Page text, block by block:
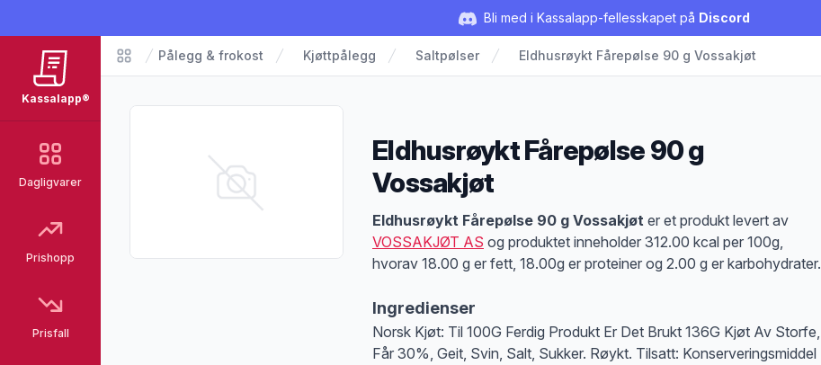
Bli med i Kassalapp-fellesskapet på Discord
Kassalapp®
Dagligvarer
Prishopp
Prisfall
Matvarer
Pålegg & frokost Kjøttpålegg Saltpølser Eldhusrøykt Fårepølse 90 g Vossakjøt
Eldhusrøykt Fårepølse 90 g
Vossakjøt
Produktbeskrivelse
Eldhusrøykt Fårepølse 90 g Vossakjøt er et produkt levert av
VOSSAKJØT AS og produktet inneholder 312.00 kcal per 100g,
hvorav 18.00 g er fett, 18.00g er proteiner og 2.00 g er karbohydrater.
Ingredienser
Norsk Kjøt: Til 100G Ferdig Produkt Er Det Brukt 136G Kjøt Av Storfe,
Får 30%, Geit, Svin, Salt, Sukker. Røykt. Tilsatt: Konserveringsmiddel